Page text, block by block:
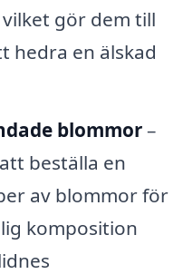
gör dem till
hedra en älskad
blommor–
beställa en
av blommor för
komposition